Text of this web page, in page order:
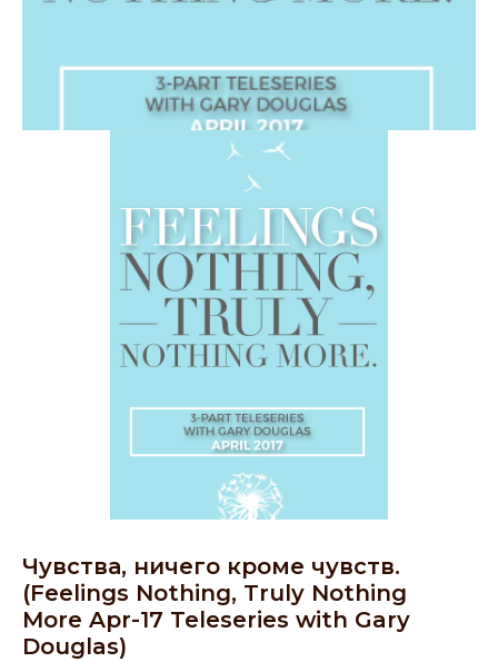
Чувства, ничего кроме чувств.
(Feelings Nothing, Truly Nothing
More Apr-17 Teleseries with Gary
Douglas)